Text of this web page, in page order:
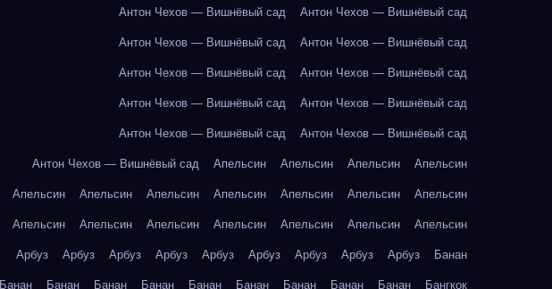
Антон Чехов — Вишнёвый сад Антон Чехов — Вишнёвый сад
Антон Чехов — Вишнёвый сад Антон Чехов — Вишнёвый сад
Антон Чехов — Вишнёвый сад Антон Чехов — Вишнёвый сад
Антон Чехов — Вишнёвый сад Антон Чехов — Вишнёвый сад
Антон Чехов — Вишнёвый сад Антон Чехов — Вишнёвый сад
Антон Чехов — Вишнёвый сад Апельсин Апельсин Апельсин Апельсин
Апельсин Апельсин Апельсин Апельсин Апельсин Апельсин Апельсин
Апельсин Апельсин Апельсин Апельсин Апельсин Апельсин Апельсин
Арбуз Арбуз Арбуз Арбуз Арбуз Арбуз Арбуз Арбуз Арбуз Банан
Банан Банан Банан Банан Банан Банан Банан Банан Банан Бангкок